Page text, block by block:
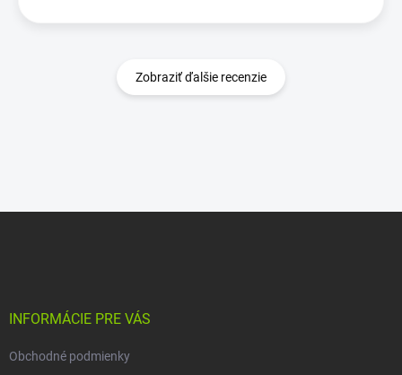
Zobraziť ďalšie recenzie
INFORMÁCIE PRE VÁS
Obchodné podmienky